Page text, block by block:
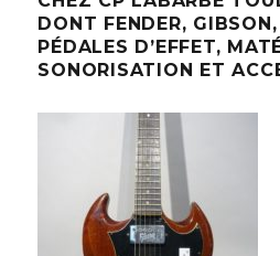
DONT FENDER,
PÉDALES D’EFFET,
SONORISATION ET